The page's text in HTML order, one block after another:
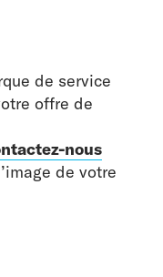
de service
offre de
nous
de votre